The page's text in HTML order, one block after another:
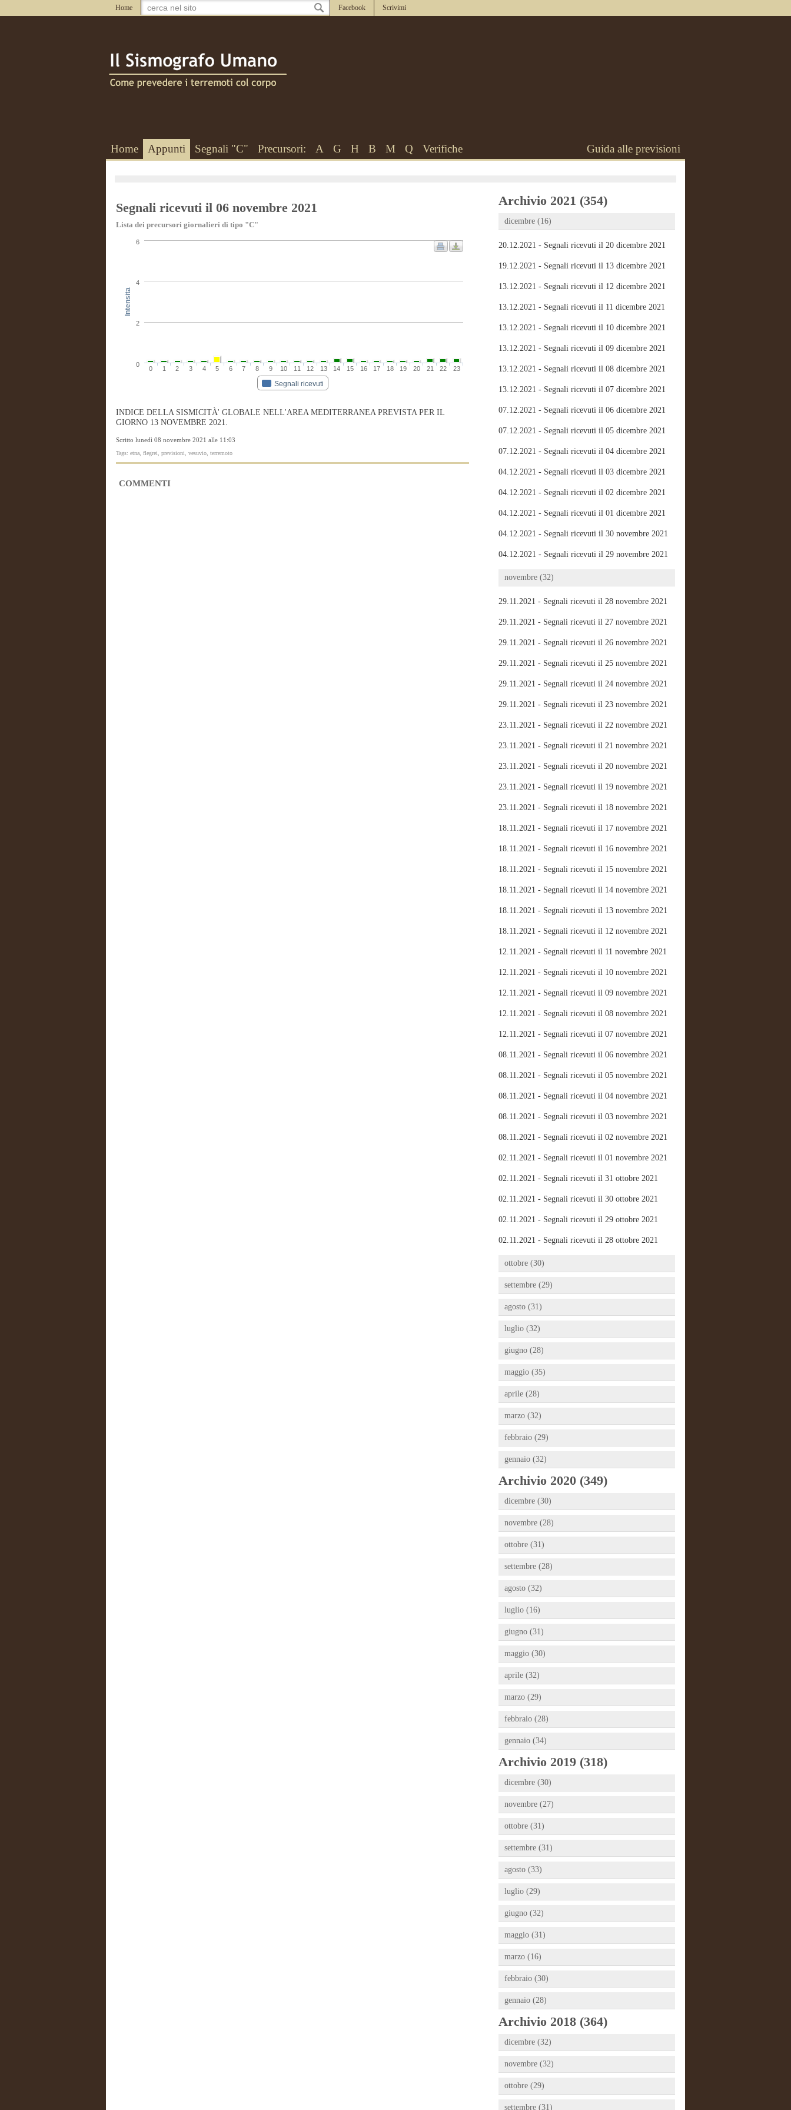
Home Facebook Scrivimi
Home Appunti Segnali "C" Precursori: A G H B M Q Verifiche Guida alle previsioni
Segnali ricevuti il 06 novembre 2021
Lista dei precursori giornalieri di tipo "C"
Intensita
Segnali ricevuti
0 1 2 3 4 5 6 7 8 9 10 11 12 13 14 15 16 17 18 19 20 21 22 23
0
2
4
6
INDICE DELLA SISMICITÀ' GLOBALE NELL'AREA MEDITERRANEA PREVISTA PER IL
GIORNO 13 NOVEMBRE 2021.
Scritto lunedì 08 novembre 2021 alle 11:03
Tags: etna, flegrei, previsioni, vesuvio, terremoto
COMMENTI
Archivio 2021 (354)
dicembre (16)
20.12.2021 - Segnali ricevuti il 20 dicembre 2021
19.12.2021 - Segnali ricevuti il 13 dicembre 2021
13.12.2021 - Segnali ricevuti il 12 dicembre 2021
13.12.2021 - Segnali ricevuti il 11 dicembre 2021
13.12.2021 - Segnali ricevuti il 10 dicembre 2021
13.12.2021 - Segnali ricevuti il 09 dicembre 2021
13.12.2021 - Segnali ricevuti il 08 dicembre 2021
13.12.2021 - Segnali ricevuti il 07 dicembre 2021
07.12.2021 - Segnali ricevuti il 06 dicembre 2021
07.12.2021 - Segnali ricevuti il 05 dicembre 2021
07.12.2021 - Segnali ricevuti il 04 dicembre 2021
04.12.2021 - Segnali ricevuti il 03 dicembre 2021
04.12.2021 - Segnali ricevuti il 02 dicembre 2021
04.12.2021 - Segnali ricevuti il 01 dicembre 2021
04.12.2021 - Segnali ricevuti il 30 novembre 2021
04.12.2021 - Segnali ricevuti il 29 novembre 2021
novembre (32)
29.11.2021 - Segnali ricevuti il 28 novembre 2021
29.11.2021 - Segnali ricevuti il 27 novembre 2021
29.11.2021 - Segnali ricevuti il 26 novembre 2021
29.11.2021 - Segnali ricevuti il 25 novembre 2021
29.11.2021 - Segnali ricevuti il 24 novembre 2021
29.11.2021 - Segnali ricevuti il 23 novembre 2021
23.11.2021 - Segnali ricevuti il 22 novembre 2021
23.11.2021 - Segnali ricevuti il 21 novembre 2021
23.11.2021 - Segnali ricevuti il 20 novembre 2021
23.11.2021 - Segnali ricevuti il 19 novembre 2021
23.11.2021 - Segnali ricevuti il 18 novembre 2021
18.11.2021 - Segnali ricevuti il 17 novembre 2021
18.11.2021 - Segnali ricevuti il 16 novembre 2021
18.11.2021 - Segnali ricevuti il 15 novembre 2021
18.11.2021 - Segnali ricevuti il 14 novembre 2021
18.11.2021 - Segnali ricevuti il 13 novembre 2021
18.11.2021 - Segnali ricevuti il 12 novembre 2021
12.11.2021 - Segnali ricevuti il 11 novembre 2021
12.11.2021 - Segnali ricevuti il 10 novembre 2021
12.11.2021 - Segnali ricevuti il 09 novembre 2021
12.11.2021 - Segnali ricevuti il 08 novembre 2021
12.11.2021 - Segnali ricevuti il 07 novembre 2021
08.11.2021 - Segnali ricevuti il 06 novembre 2021
08.11.2021 - Segnali ricevuti il 05 novembre 2021
08.11.2021 - Segnali ricevuti il 04 novembre 2021
08.11.2021 - Segnali ricevuti il 03 novembre 2021
08.11.2021 - Segnali ricevuti il 02 novembre 2021
02.11.2021 - Segnali ricevuti il 01 novembre 2021
02.11.2021 - Segnali ricevuti il 31 ottobre 2021
02.11.2021 - Segnali ricevuti il 30 ottobre 2021
02.11.2021 - Segnali ricevuti il 29 ottobre 2021
02.11.2021 - Segnali ricevuti il 28 ottobre 2021
ottobre (30)
settembre (29)
agosto (31)
luglio (32)
giugno (28)
maggio (35)
aprile (28)
marzo (32)
febbraio (29)
gennaio (32)
Archivio 2020 (349)
dicembre (30)
novembre (28)
ottobre (31)
settembre (28)
agosto (32)
luglio (16)
giugno (31)
maggio (30)
aprile (32)
marzo (29)
febbraio (28)
gennaio (34)
Archivio 2019 (318)
dicembre (30)
novembre (27)
ottobre (31)
settembre (31)
agosto (33)
luglio (29)
giugno (32)
maggio (31)
marzo (16)
febbraio (30)
gennaio (28)
Archivio 2018 (364)
dicembre (32)
novembre (32)
ottobre (29)
settembre (31)